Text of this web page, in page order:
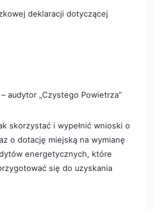
deklaracji dotyczącej
audytor „Czystego Powietrza”
skorzystać i wypełnić wnioski o
o dotację miejską na wymianę
energetycznych, które
się do uzyskania